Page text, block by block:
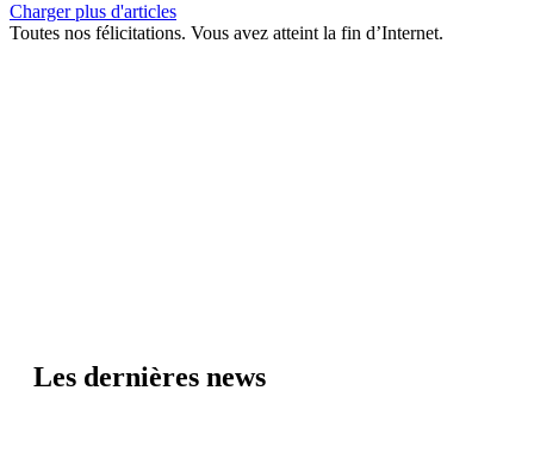
Charger plus d'articles
Toutes nos félicitations. Vous avez atteint la fin d’Internet.
Les dernières news